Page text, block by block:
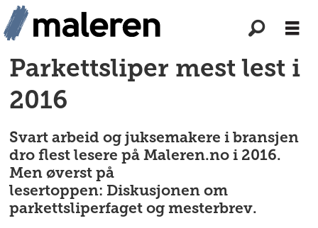
Parkettsliper mest lest i
2016
Svart arbeid og juksemakere i bransjen
dro flest lesere på Maleren.no i 2016.
Men øverst på
lesertoppen: Diskusjonen om
parkettsliperfaget og mesterbrev.